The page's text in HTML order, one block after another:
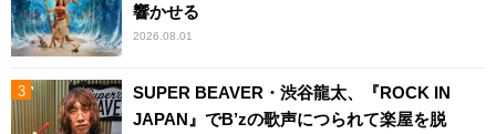
響かせる
2026.08.01
SUPER BEAVER・渋谷龍太、『ROCK IN
JAPAN』でB’zの歌声につられて楽屋を脱